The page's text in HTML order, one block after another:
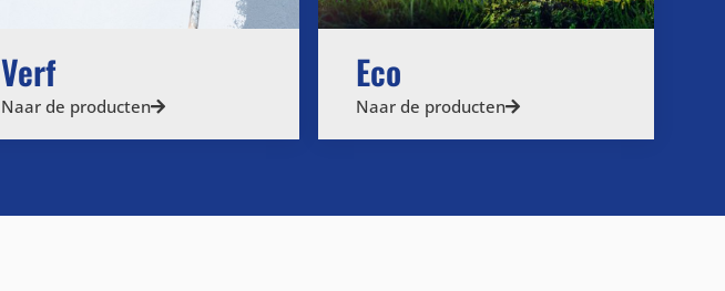
Verf
Naar de producten
Eco
Naar de producten